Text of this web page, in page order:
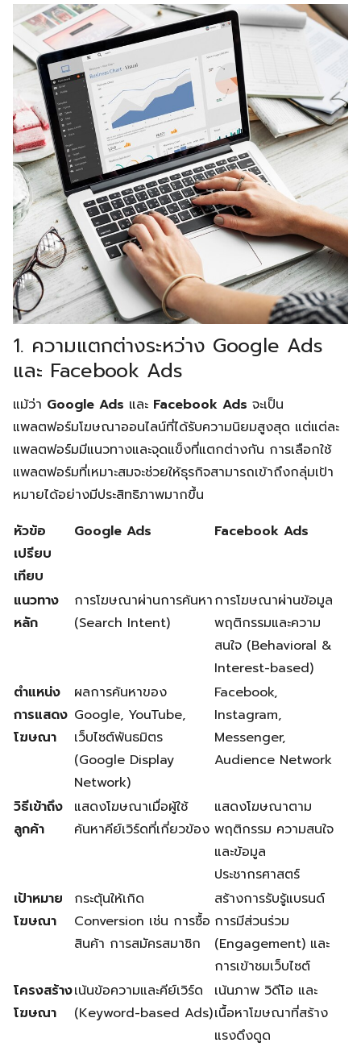
1. ความแตกต่างระหว่าง Google Ads
และ Facebook Ads
แม้ว่า Google Ads และ Facebook Ads จะเป็น
แพลตฟอร์มโฆษณาออนไลน์ที่ได้รับความนิยมสูงสุด แต่แต่ละ
แพลตฟอร์มมีแนวทางและจุดแข็งที่แตกต่างกัน การเลือกใช้
แพลตฟอร์มที่เหมาะสมจะช่วยให้ธุรกิจสามารถเข้าถึงกลุ่มเป้า
หมายได้อย่างมีประสิทธิภาพมากขึ้น
หัวข้อ
เปรียบ
เทียบ
Google Ads Facebook Ads
แนวทาง
หลัก
การโฆษณาผ่านการค้นหา
(Search Intent)
การโฆษณาผ่านข้อมูล
พฤติกรรมและความ
สนใจ (Behavioral &
Interest-based)
ตำแหน่ง
การแสดง
โฆษณา
ผลการค้นหาของ
Google, YouTube,
เว็บไซต์พันธมิตร
(Google Display
Network)
Facebook,
Instagram,
Messenger,
Audience Network
วิธีเข้าถึง
ลูกค้า
แสดงโฆษณาเมื่อผู้ใช้
ค้นหาคีย์เวิร์ดที่เกี่ยวข้อง
แสดงโฆษณาตาม
พฤติกรรม ความสนใจ
และข้อมูล
ประชากรศาสตร์
เป้าหมาย
โฆษณา
กระตุ้นให้เกิด
Conversion เช่น การซื้อ
สินค้า การสมัครสมาชิก
สร้างการรับรู้แบรนด์
การมีส่วนร่วม
(Engagement) และ
การเข้าชมเว็บไซต์
โครงสร้าง
โฆษณา
เน้นข้อความและคีย์เวิร์ด
(Keyword-based Ads)
เน้นภาพ วิดีโอ และ
เนื้อหาโฆษณาที่สร้าง
แรงดึงดูด